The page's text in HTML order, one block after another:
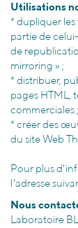
Utilisations
* dupliquer les
partie de
de
mirroring » ;
* distribuer,
pages HTML,
commerciales ;
* créer des
du site Web
Pour plus
l'adresse
Nous
Laboratoire